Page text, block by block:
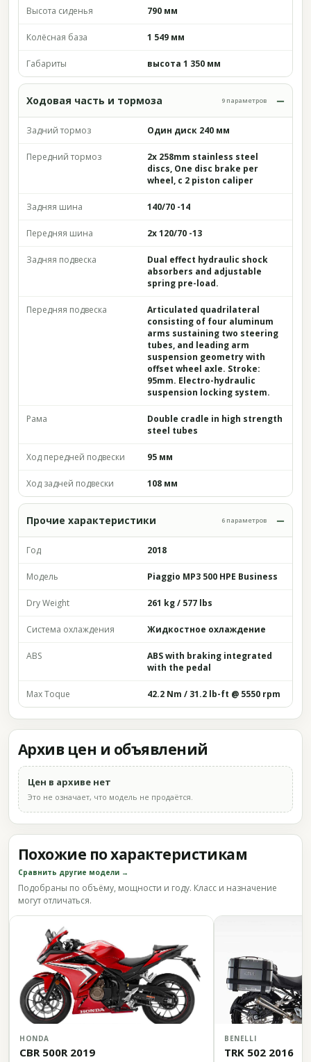
Высота сиденья 790 мм
Колёсная база 1 549 мм
Габариты высота 1 350 мм
Ходовая часть и тормоза 9 параметров
Задний тормоз Один диск 240 мм
Передний тормоз
2x 258mm stainless steel
discs, One disc brake per
wheel, c 2 piston caliper
Задняя шина 140/70 -14
Передняя шина 2x 120/70 -13
Задняя подвеска
Dual effect hydraulic shock
absorbers and adjustable
spring pre-load.
Передняя подвеска
Articulated quadrilateral
consisting of four aluminum
arms sustaining two steering
tubes, and leading arm
suspension geometry with
offset wheel axle. Stroke:
95mm. Electro-hydraulic
suspension locking system.
Рама
Double cradle in high strength
steel tubes
Ход передней подвески 95 мм
Ход задней подвески 108 мм
Прочие характеристики 6 параметров
Год 2018
Модель Piaggio MP3 500 HPE Business
Dry Weight 261 kg / 577 lbs
Система охлаждения Жидкостное охлаждение
ABS
ABS with braking integrated
with the pedal
Max Toque 42.2 Nm / 31.2 lb-ft @ 5550 rpm
Архив цен и объявлений
Цен в архиве нет
Это не означает, что модель не продаётся.
Похожие по характеристикам
Сравнить другие модели →
Подобраны по объёму, мощности и году. Класс и назначение
могут отличаться.
HONDA
CBR 500R 2019
BENELLI
TRK 502 2016